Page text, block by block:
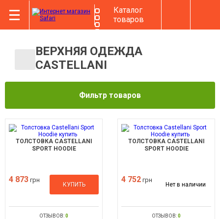
Каталог
товаров
ВЕРХНЯЯ ОДЕЖДА
CASTELLANI
Фильтр товаров
ТОЛСТОВКА CASTELLANI
SPORT HOODIE
4 873 грн
КУПИТЬ
ОТЗЫВОВ:0
ТОЛСТОВКА CASTELLANI
SPORT HOODIE
4 752 грн
Нет в наличии
ОТЗЫВОВ:0